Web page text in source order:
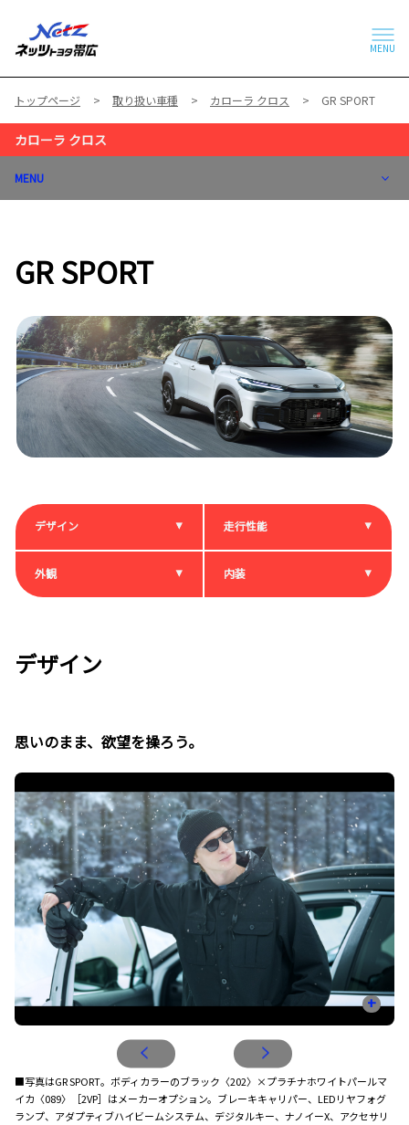
MENU
トップページ 取り扱い車種 カローラ クロス GR SPORT
カローラ クロス
MENU
GR SPORT
デザイン 走行性能
外観 内装
デザイン
思いのまま、欲望を操ろう。
+
■写真はGR SPORT。ボディカラーのブラック〈202〉×プラチナホワイトパールマ
イカ〈089〉［2VP］はメーカーオプション。ブレーキキャリパー、LEDリヤフォグ
ランプ、アダプティブハイビームシステム、デジタルキー、ナノイーX、アクセサリ